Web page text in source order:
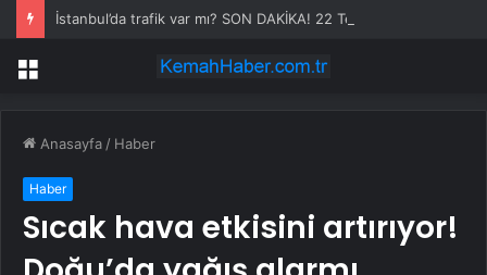
Menü
Anasayfa / Haber
Haber
Sıcak hava etkisini artırıyor!